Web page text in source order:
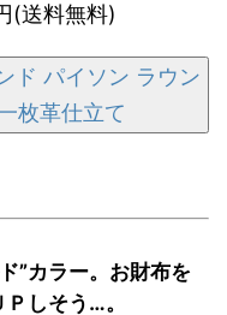
(送料無料)
ド パイソン ラウン
枚革仕立て
”カラー。お財布を
しそう…。